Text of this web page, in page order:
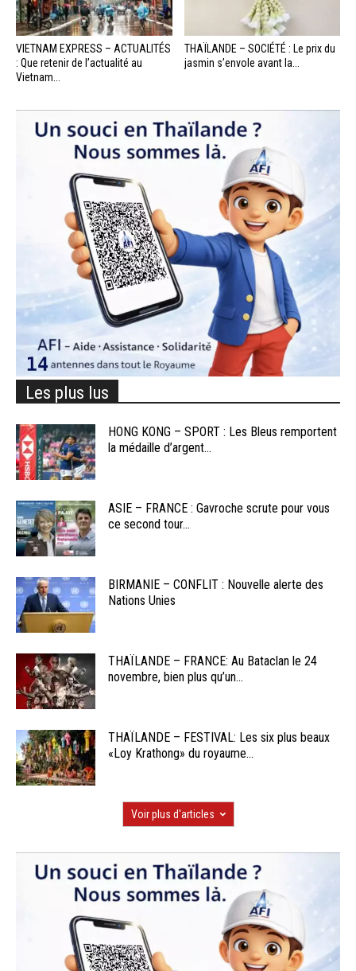
VIETNAM EXPRESS – ACTUALITÉS
: Que retenir de l’actualité au
Vietnam...
THAÏLANDE – SOCIÉTÉ : Le prix du
jasmin s’envole avant la...
Les plus lus
HONG KONG – SPORT : Les Bleus remportent
la médaille d’argent...
ASIE – FRANCE : Gavroche scrute pour vous
ce second tour...
BIRMANIE – CONFLIT : Nouvelle alerte des
Nations Unies
THAÏLANDE – FRANCE: Au Bataclan le 24
novembre, bien plus qu’un...
THAÏLANDE – FESTIVAL: Les six plus beaux
«Loy Krathong» du royaume...
Voir plus d'articles